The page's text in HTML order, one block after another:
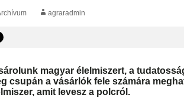
agraradmin
magyar élelmiszert, a
csupán a vásárlók fele számára
amit levesz a polcról.